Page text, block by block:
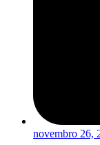
novembro 26,